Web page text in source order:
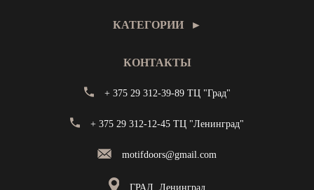
КАТЕГОРИИ ►
КОНТАКТЫ
+ 375 29 312-39-89 ТЦ "Град"
+ 375 29 312-12-45 ТЦ "Ленинград"
motifdoors@gmail.com
ГРАД, Ленинград